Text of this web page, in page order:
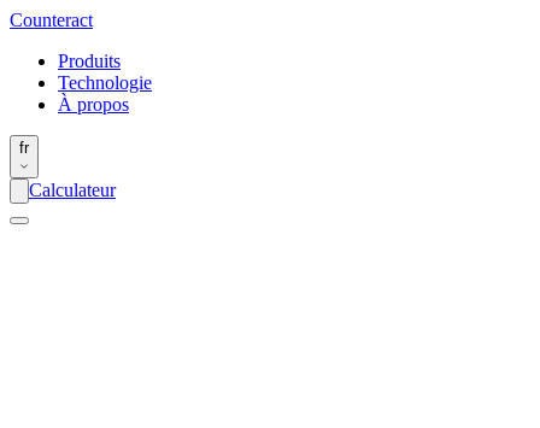
Counteract
Produits
Technologie
À propos
fr
Calculateur